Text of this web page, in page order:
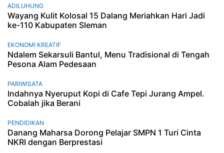
ADILUHUNG
Wayang Kulit Kolosal 15 Dalang Meriahkan Hari Jadi
ke-110 Kabupaten Sleman
EKONOMI KREATIF
Ndalem Sekarsuli Bantul, Menu Tradisional di Tengah
Pesona Alam Pedesaan
PARIWISATA
Indahnya Nyeruput Kopi di Cafe Tepi Jurang Ampel.
Cobalah jika Berani
PENDIDIKAN
Danang Maharsa Dorong Pelajar SMPN 1 Turi Cinta
NKRI dengan Berprestasi